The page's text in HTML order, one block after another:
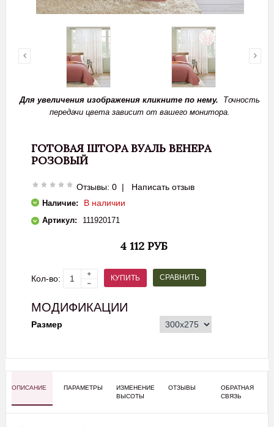
Для увеличения изображения кликните по нему. Точность
передачи цвета зависит от вашего монитора.
ГОТОВАЯ ШТОРА ВУАЛЬ ВЕНЕРА
РОЗОВЫЙ
Отзывы: 0 | Написать отзыв
Наличие: В наличии
Артикул: 111920171
4 112 РУБ
Кол-во: КУПИТЬ СРАВНИТЬ
МОДИФИКАЦИИ
Размер
ОПИСАНИЕ ПАРАМЕТРЫ
ИЗМЕНЕНИЕ
ВЫСОТЫ
ОТЗЫВЫ
ОБРАТНАЯ
СВЯЗЬ